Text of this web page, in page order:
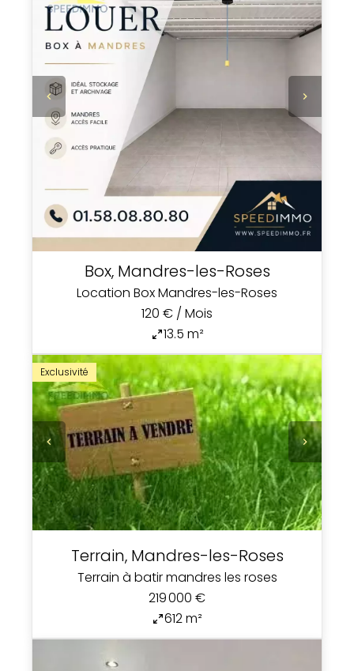
Box, Mandres-les-Roses
Location Box Mandres-les-Roses
120 € / Mois
13.5 m²
Exclusivité
Terrain, Mandres-les-Roses
Terrain à batir mandres les roses
219 000 €
612 m²